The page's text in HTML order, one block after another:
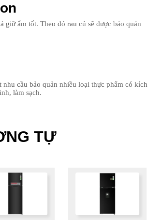
giữ ẩm tốt. Theo đó rau củ sẽ được bảo quản
cầu bảo quản nhiều loại thực phẩm có kích
làm sạch.
TỰ